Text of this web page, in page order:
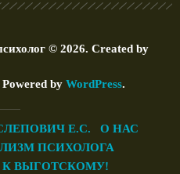
© 2026. Created by
Powered by WordPress.
Е.С.
О НАС
ПСИХОЛОГА
К ВЫГОТСКОМУ!